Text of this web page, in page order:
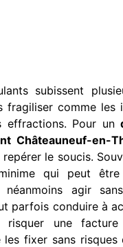
subissent
fragiliser comme les
effractions. Pour un
Châteauneuf-en-
le soucis.
qui peut être
agir
parfois conduire à
une
les fixer sans